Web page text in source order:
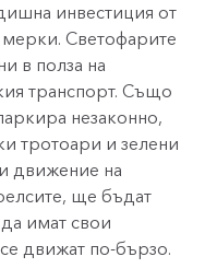
инвестиция от
Светофарите
в полза на
транспорт. Също
незаконно,
тротоари и зелени
движение на
ще бъдат
имат свои
движат по-бързо.